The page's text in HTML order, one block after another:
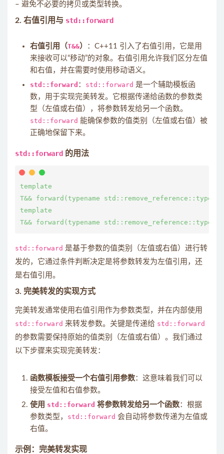
– 避免不必要的拷贝或类型转换。
2. 右值引用与 std::forward
右值引用（T&&）
：C++11 引入了右值引用，它是用
来接收可以“移动”的对象。右值引用允许我们区分左值
和右值，并在需要时使用移动语义。
std::forward ： std::forward 是一个辅助模板函
数，用于实现完美转发。它根据传递给函数的参数类
型（左值或右值），将参数转发给另一个函数。
std::forward 能确保参数的值类别（左值或右值）被
正确地保留下来。
std::forward 的用法
template
T&& forward(typename std::remove_reference ::type&
template
T&& forward(typename std::remove_reference
std::forward 是基于参数的值类别（左值或右值）进行转
发的，它通过条件判断决定是将参数转发为左值引用，还
是右值引用。
3. 完美转发的实现方式
完美转发通常使用右值引用作为参数类型，并在内部使用
std::forward 来转发参数。关键是传递给 std::forward
的参数需要保持原始的值类别（左值或右值）。我们通过
以下步骤来实现完美转发：
函数模板接受一个右值引用参数：这意味着我们可以
接受左值和右值参数。
使用 std::forward 将参数转发给另一个函数：根据
参数类型， std::forward 会自动将参数传递为左值或
右值。
示例：完美转发实现